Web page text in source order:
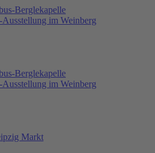
Berglekapelle
im Weinberg
Berglekapelle
im Weinberg
Markt